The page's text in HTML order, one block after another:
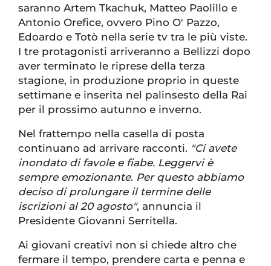
saranno Artem Tkachuk, Matteo Paolillo e
Antonio Orefice, ovvero Pino O' Pazzo,
Edoardo e Totò nella serie tv tra le più viste.
I tre protagonisti arriveranno a Bellizzi dopo
aver terminato le riprese della terza
stagione, in produzione proprio in queste
settimane e inserita nel palinsesto della Rai
per il prossimo autunno e inverno.
Nel frattempo nella casella di posta
continuano ad arrivare racconti. "Ci avete
inondato di favole e fiabe. Leggervi è
sempre emozionante. Per questo abbiamo
deciso di prolungare il termine delle
iscrizioni al 20 agosto", annuncia il
Presidente Giovanni Serritella.
Ai giovani creativi non si chiede altro che
fermare il tempo, prendere carta e penna e